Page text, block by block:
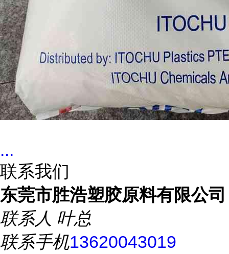
...
联系我们
东莞市胜浩塑胶原料有限公司
联系人 叶总
联系手机13620043019